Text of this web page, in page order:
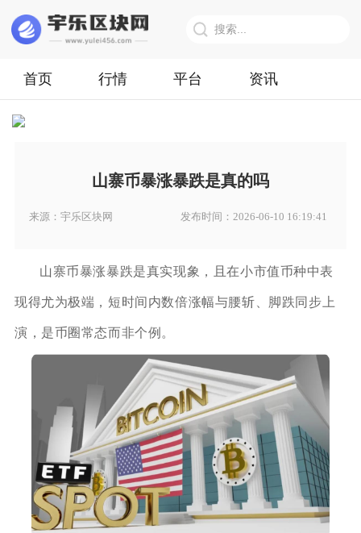
首页 行情 平台 资讯
山寨币暴涨暴跌是真的吗
来源：宇乐区块网 发布时间：2026-06-10 16:19:41
山寨币暴涨暴跌是真实现象，且在小市值币种中表
现得尤为极端，短时间内数倍涨幅与腰斩、脚跌同步上
演，是币圈常态而非个例。